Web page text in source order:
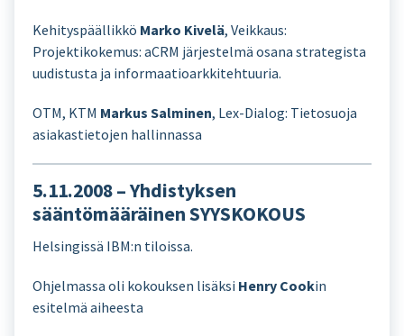
Kehityspäällikkö Marko Kivelä, Veikkaus:
Projektikokemus: aCRM järjestelmä osana strategista
uudistusta ja informaatioarkkitehtuuria.
OTM, KTM Markus Salminen, Lex-Dialog: Tietosuoja
asiakastietojen hallinnassa
5.11.2008 – Yhdistyksen
sääntömääräinen SYYSKOKOUS
Helsingissä IBM:n tiloissa.
Ohjelmassa oli kokouksen lisäksi Henry Cookin
esitelmä aiheesta